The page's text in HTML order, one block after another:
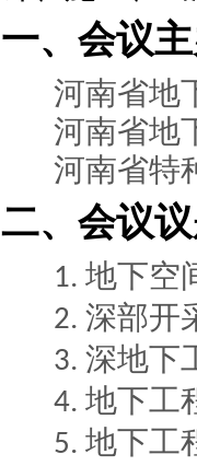
一、会议
河南省地
河南省地
河南省特
二、会议
1. 地下空
2. 深部开
3. 深地下
4. 地下工
5. 地下工